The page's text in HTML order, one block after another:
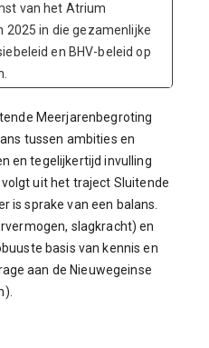
van het Atrium
2025 in die gezamenlijke
en BHV-beleid op
Meerjarenbegroting
tussen ambities en
en tegelijkertijd invulling
uit het traject Sluitende
is sprake van een balans.
slagkracht) en
basis van kennis en
aan de Nieuwegeinse